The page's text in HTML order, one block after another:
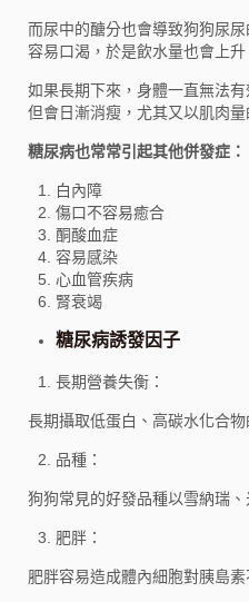
而尿中的醣分也會導致狗狗尿
容易口渴，於是飲水量也會上升
如果長期下來，身體一直無法
但會日漸消瘦，尤其又以肌肉量
糖尿病也常常引起其他併發症：
白內障
傷口不容易癒合
酮酸血症
容易感染
心血管疾病
腎衰竭
糖尿病誘發因子
長期營養失衡：
長期攝取低蛋白、高碳水化合
品種：
狗狗常見的好發品種以雪納瑞、
肥胖：
肥胖容易造成體內細胞對胰島